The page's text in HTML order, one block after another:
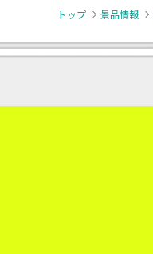
トップ 景品情報